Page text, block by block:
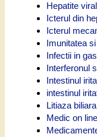
Hepatite
Icterul din
Icterul
Imunitatea
Infectii in
Interferonul
Intestinul
intestinul
Litiaza
Medic on